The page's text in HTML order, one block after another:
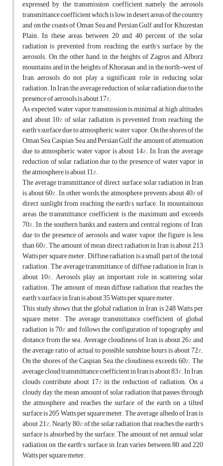
expressed by the transmission coefficient namely the aerosols
transmittance coefficient which is low in desert areas of the country
and on the coasts of Oman Sea and Persian Gulf and for Khuzestan
Plain. In these areas, between 20 and 40 percent of the solar
radiation is prevented from reaching the earth's surface by the
aerosols. On the other hand, in the heights of Zagros and Alborz
mountains and in the heights of Khorasan and in the north-west of
Iran, aerosols do not play a significant role in reducing solar
radiation. In Iran, the average reduction of solar radiation due to the
presence of aerosols is about 17%.
As expected, water vapor transmission is minimal at high altitudes,
and about 10% of solar radiation is prevented from reaching the
earth's surface due to atmospheric water vapor. On the shores of the
Oman Sea, Caspian Sea, and Persian Gulf, the amount of attenuation
due to atmospheric water vapor is about 14%. In Iran, the average
reduction of solar radiation due to the presence of water vapor in
the atmosphere is about 11%.
The average transmittance of direct surface solar radiation in Iran
is about 60%. In other words, the atmosphere prevents about 40% of
direct sunlight from reaching the earth's surface. In mountainous
areas the transmittance coefficient is the maximum and exceeds
70%. In the southern banks and eastern and central regions of Iran,
due to the presence of aerosols and water vapor, the figure is less
than 60%. The amount of mean direct radiation in Iran is about 213
Watts per square meter. Diffuse radiation is a small part of the total
radiation. The average transmittance of diffuse radiation in Iran is
about 10%. Aerosols play an important role in scattering solar
radiation. The amount of mean diffuse radiation that reaches the
earth's surface in Iran is about 35 Watts per square meter.
This study shows that the global radiation in Iran is 248 Watts per
square meter. The average transmittance coefficient of global
radiation is 70% and follows the configuration of topography and
distance from the sea. Average cloudiness of Iran is about 26% and
the average ratio of actual to possible sunshine hours is about 72%.
On the shores of the Caspian Sea, the cloudiness exceeds 60%. The
average cloud transmittance coefficient in Iran is about 83%. In Iran,
clouds contribute about 17% in the reduction of radiation. On a
cloudy day, the mean amount of solar radiation that passes through
the atmosphere and reaches the surface of the earth on a tilted
surface is 205 Watts per square meter. The average albedo of Iran is
about 21%. Nearly 80% of the solar radiation that reaches the earth's
surface is absorbed by the surface. The amount of net annual solar
radiation on the earth's surface in Iran varies between 80 and 220
Watts per square meter.